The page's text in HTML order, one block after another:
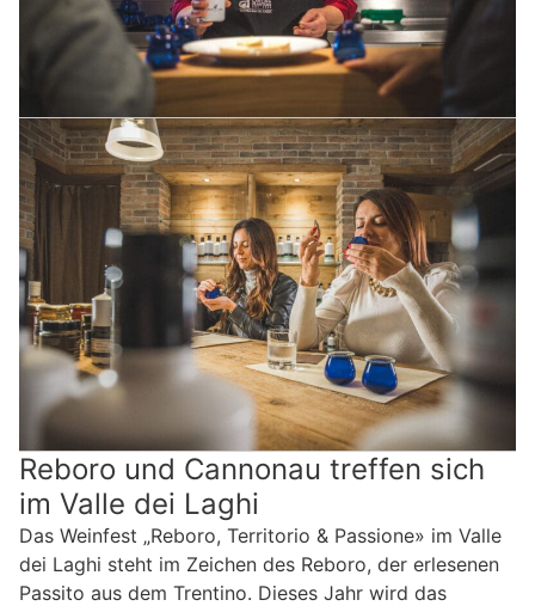
Reboro und Cannonau treffen sich
im Valle dei Laghi
Das Weinfest „Reboro, Territorio & Passione» im Valle
dei Laghi steht im Zeichen des Reboro, der erlesenen
Passito aus dem Trentino. Dieses Jahr wird das